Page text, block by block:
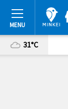
31°C